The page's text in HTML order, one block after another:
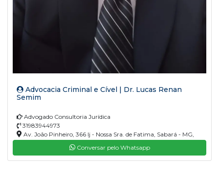
Advocacia Criminal e Cível | Dr. Lucas Renan
Semim
Advogado Consultoria Jurídica
31983944973
Av. João Pinheiro, 366 lj - Nossa Sra. de Fatima, Sabará - MG,
Conversar pelo Whatsapp